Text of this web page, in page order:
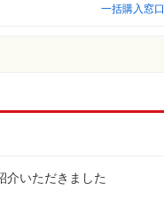
一括購入窓口
介いただきました